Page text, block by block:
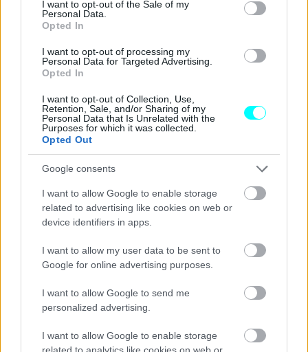
I want to opt-out of the Sale of my
Personal Data.
Opted In
I want to opt-out of processing my
Personal Data for Targeted Advertising.
Opted In
I want to opt-out of Collection, Use,
Retention, Sale, and/or Sharing of my
Personal Data that Is Unrelated with the
Purposes for which it was collected.
Opted Out
Google consents
I want to allow Google to enable storage
related to advertising like cookies on web or
device identifiers in apps.
I want to allow my user data to be sent to
Google for online advertising purposes.
I want to allow Google to send me
personalized advertising.
I want to allow Google to enable storage
related to analytics like cookies on web or